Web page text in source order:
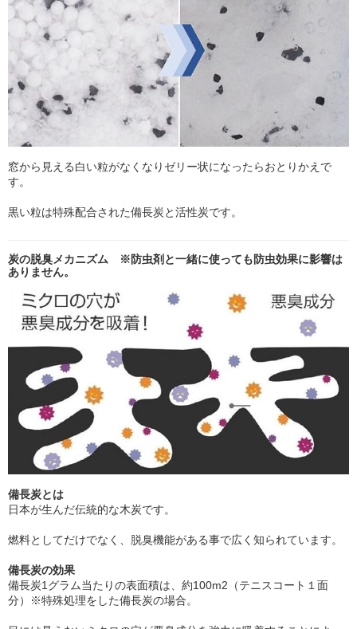
窓から見える白い粒がなくなりゼリー状になったらおとりかえで
す。
黒い粒は特殊配合された備長炭と活性炭です。
炭の脱臭メカニズム ※防虫剤と一緒に使っても防虫効果に影響は
ありません。
備長炭とは
日本が生んだ伝統的な木炭です。
燃料としてだけでなく、脱臭機能がある事で広く知られています。
備長炭の効果
備長炭1グラム当たりの表面積は、約100m2（テニスコート１面
分）※特殊処理をした備長炭の場合。